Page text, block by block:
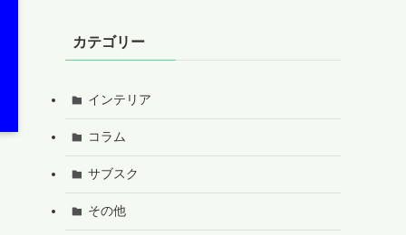
カテゴリー
インテリア
コラム
サブスク
その他